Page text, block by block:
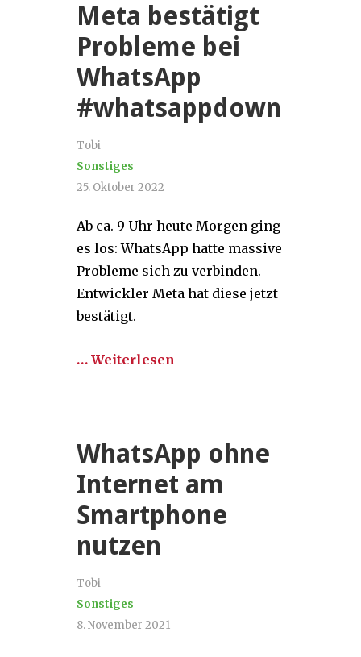
Meta bestätigt
Probleme bei
WhatsApp
#whatsappdown
Tobi
Sonstiges
25. Oktober 2022
Ab ca. 9 Uhr heute Morgen ging
es los: WhatsApp hatte massive
Probleme sich zu verbinden.
Entwickler Meta hat diese jetzt
bestätigt.
… Weiterlesen
WhatsApp ohne
Internet am
Smartphone
nutzen
Tobi
Sonstiges
8. November 2021